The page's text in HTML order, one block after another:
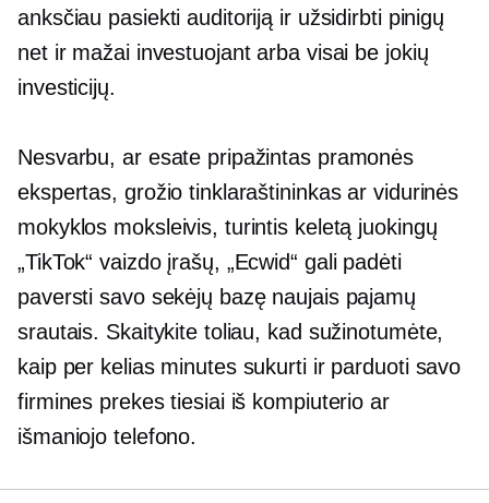
anksčiau pasiekti auditoriją ir užsidirbti pinigų
net ir mažai investuojant arba visai be jokių
investicijų.
Nesvarbu, ar esate pripažintas pramonės
ekspertas, grožio tinklaraštininkas ar vidurinės
mokyklos moksleivis, turintis keletą juokingų
„TikTok“ vaizdo įrašų, „Ecwid“ gali padėti
paversti savo sekėjų bazę naujais pajamų
srautais. Skaitykite toliau, kad sužinotumėte,
kaip per kelias minutes sukurti ir parduoti savo
firmines prekes tiesiai iš kompiuterio ar
išmaniojo telefono.